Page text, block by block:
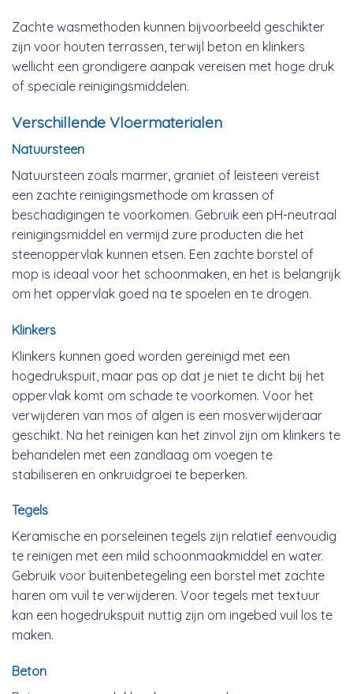
Zachte wasmethoden kunnen bijvoorbeeld geschikter
zijn voor houten terrassen, terwijl beton en klinkers
wellicht een grondigere aanpak vereisen met hoge druk
of speciale reinigingsmiddelen.
Verschillende Vloermaterialen
Natuursteen
Natuursteen zoals marmer, graniet of leisteen vereist
een zachte reinigingsmethode om krassen of
beschadigingen te voorkomen. Gebruik een pH-neutraal
reinigingsmiddel en vermijd zure producten die het
steenoppervlak kunnen etsen. Een zachte borstel of
mop is ideaal voor het schoonmaken, en het is belangrijk
om het oppervlak goed na te spoelen en te drogen.
Klinkers
Klinkers kunnen goed worden gereinigd met een
hogedrukspuit, maar pas op dat je niet te dicht bij het
oppervlak komt om schade te voorkomen. Voor het
verwijderen van mos of algen is een mosverwijderaar
geschikt. Na het reinigen kan het zinvol zijn om klinkers te
behandelen met een zandlaag om voegen te
stabiliseren en onkruidgroei te beperken.
Tegels
Keramische en porseleinen tegels zijn relatief eenvoudig
te reinigen met een mild schoonmaakmiddel en water.
Gebruik voor buitenbetegeling een borstel met zachte
haren om vuil te verwijderen. Voor tegels met textuur
kan een hogedrukspuit nuttig zijn om ingebed vuil los te
maken.
Beton